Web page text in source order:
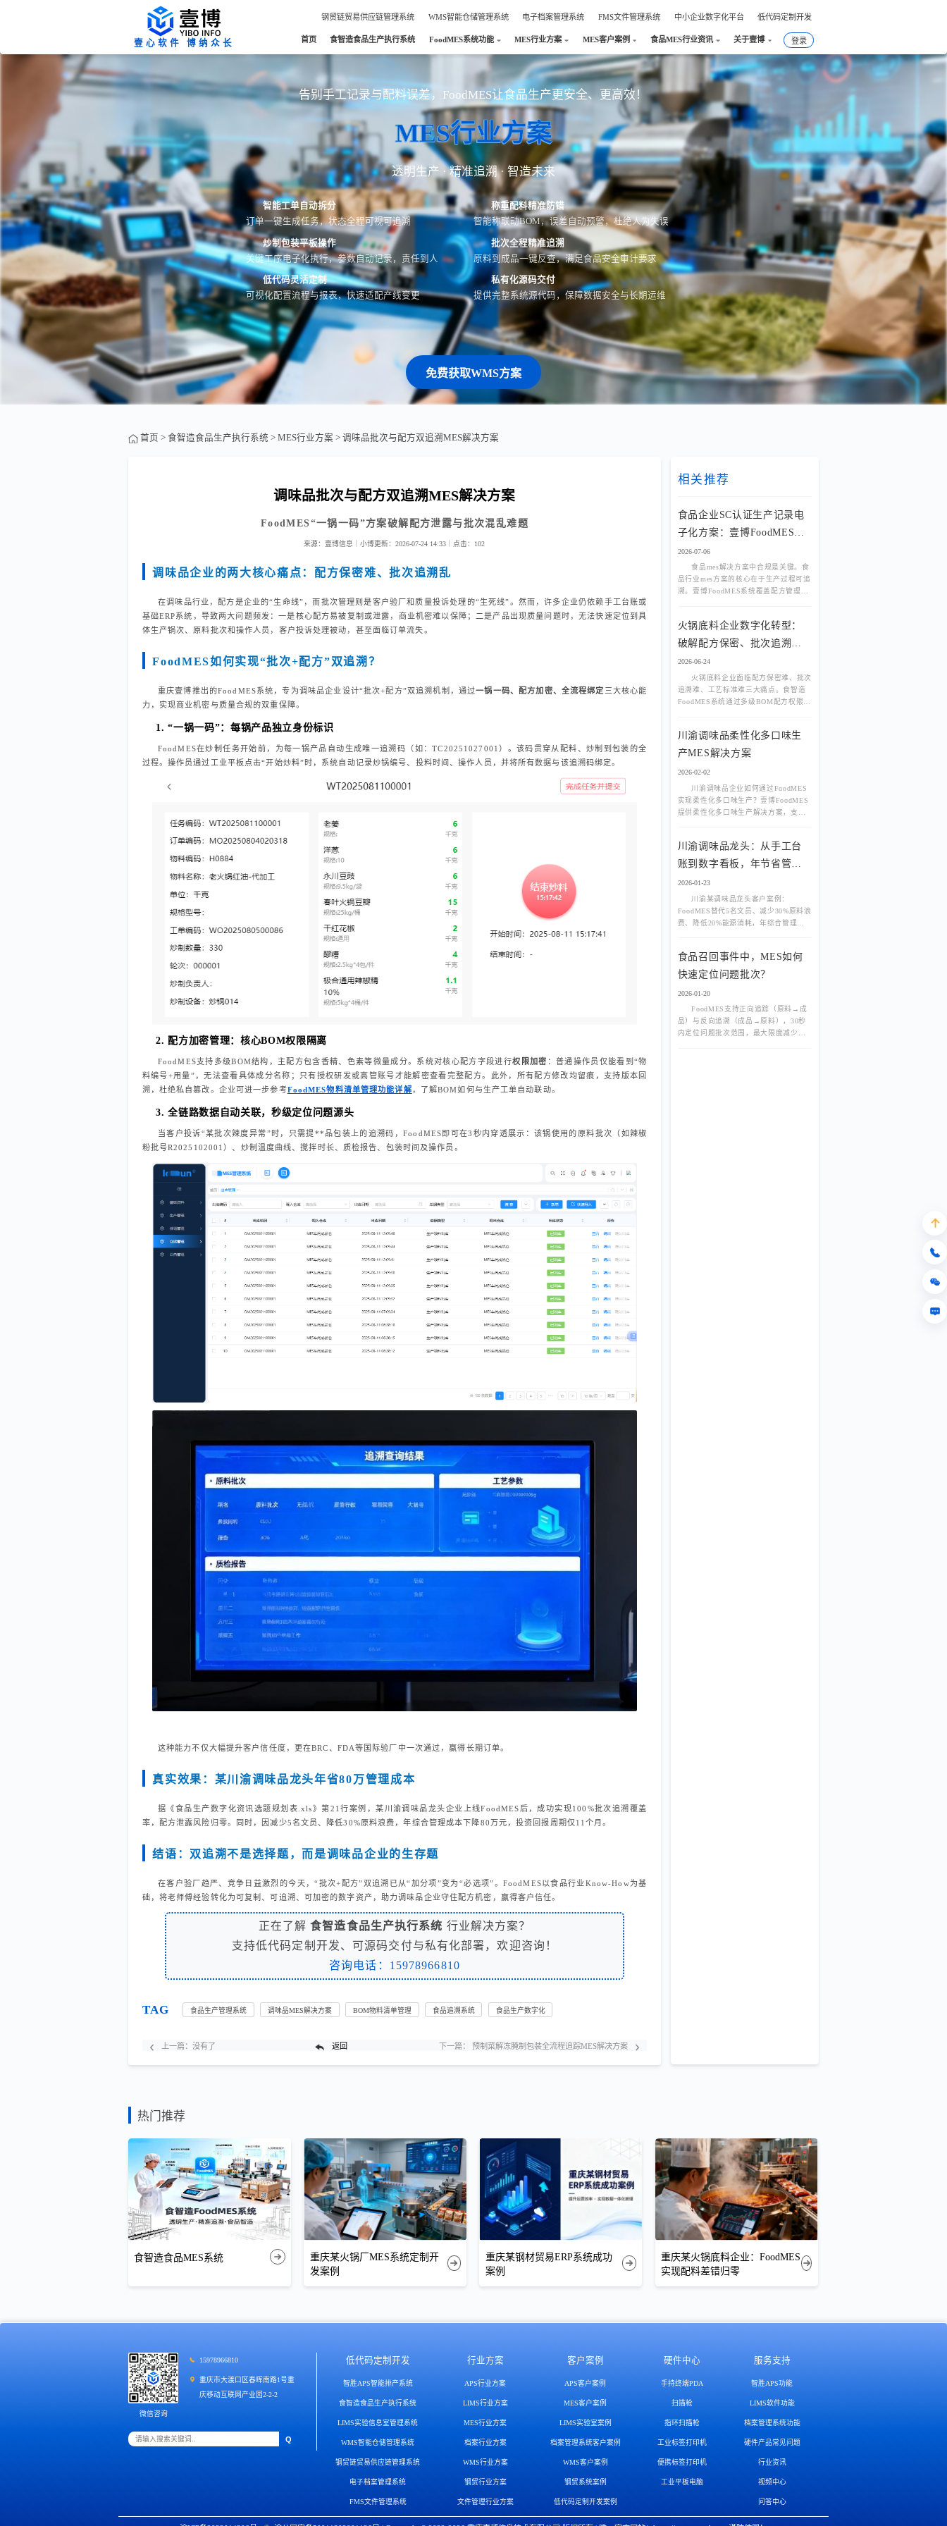
钢贸链贸易供应链管理系统 WMS智能仓储管理系统 电子档案管理系统 FMS文件管理系统 中小企业数字化平台 低代码定制开发
壹心软件 博纳众长 首页 食智造食品生产执行系统 FoodMES系统功能 MES行业方案 MES客户案例 食品MES行业资讯 关于壹博 登录
告别手工记录与配料误差，FoodMES让食品生产更安全、更高效！
MES行业方案
透明生产 · 精准追溯 · 智造未来
智能工单自动拆分
订单一键生成任务，状态全程可视可追溯
称重配料精准防错
智能称联动BOM，误差自动预警，杜绝人为失误
炒制包装平板操作
关键工序电子化执行，参数自动记录，责任到人
批次全程精准追溯
原料到成品一键反查，满足食品安全审计要求
低代码灵活定制
可视化配置流程与报表，快速适配产线变更
私有化源码交付
提供完整系统源代码，保障数据安全与长期运维
免费获取WMS方案
首页 > 食智造食品生产执行系统 > MES行业方案 > 调味品批次与配方双追溯MES解决方案
调味品批次与配方双追溯MES解决方案
FoodMES“一锅一码”方案破解配方泄露与批次混乱难题
来源：壹博信息｜小博更新：2026-07-24 14:33｜ 点击： 102
调味品企业的两大核心痛点：配方保密难、批次追溯乱
在调味品行业，配方是企业的“生命线”，而批次管理则是客户验厂和质量投诉处理的“生死线”。然而，许多企业仍依赖手工台账或
基础ERP系统，导致两大问题频发：一是核心配方易被复制或泄露，商业机密难以保障；二是产品出现质量问题时，无法快速定位到具
体生产锅次、原料批次和操作人员，客户投诉处理被动，甚至面临订单流失。
FoodMES如何实现“批次+配方”双追溯？
重庆壹博推出的FoodMES系统，专为调味品企业设计“批次+配方”双追溯机制，通过一锅一码、配方加密、全流程绑定 三大核心能
力，实现商业机密与质量合规的双重保障。
1. “一锅一码”：每锅产品独立身份标识
FoodMES在炒制任务开始前，为每一锅产品自动生成唯一追溯码（如：TC20251027001）。该码贯穿从配料、炒制到包装的全
过程。操作员通过工业平板点击“开始炒料”时，系统自动记录炒锅编号、投料时间、操作人员，并将所有数据与该追溯码绑定。
2. 配方加密管理：核心BOM权限隔离
FoodMES支持多级BOM结构，主配方包含香精、色素等微量成分。系统对核心配方字段进行权限加密 ：普通操作员仅能看到“物
料编号+用量”，无法查看具体成分名称；只有授权研发或高管账号才能解密查看完整配方。此外，所有配方修改均留痕，支持版本回
溯，杜绝私自篡改。企业可进一步参考FoodMES物料清单管理功能详解，了解BOM如何与生产工单自动联动。
3. 全链路数据自动关联，秒级定位问题源头
当客户投诉“某批次辣度异常”时，只需提**品包装上的追溯码，FoodMES即可在3秒内穿透展示：该锅使用的原料批次（如辣椒
粉批号R2025102001）、炒制温度曲线、搅拌时长、质检报告、包装时间及操作员。
这种能力不仅大幅提升客户信任度，更在BRC、FDA等国际验厂中一次通过，赢得长期订单。
真实效果：某川渝调味品龙头年省80万管理成本
据《食品生产数字化资讯选题规划表.xls》第21行案例，某川渝调味品龙头企业上线FoodMES后，成功实现100%批次追溯覆盖
率，配方泄露风险归零。同时，因减少5名文员、降低30%原料浪费，年综合管理成本下降80万元，投资回报周期仅11个月。
结语：双追溯不是选择题，而是调味品企业的生存题
在客户验厂趋严、竞争日益激烈的今天，“批次+配方”双追溯已从“加分项”变为“必选项”。FoodMES以食品行业Know-How为基
础，将老师傅经验转化为可复制、可追溯、可加密的数字资产，助力调味品企业守住配方机密，赢得客户信任。
正在了解食智造食品生产执行系统 行业解决方案？
支持低代码定制开发、可源码交付与私有化部署，欢迎咨询！
咨询电话：15978966810
TAG 食品生产管理系统 调味品MES解决方案 BOM物料清单管理 食品追溯系统 食品生产数字化
上一篇：没有了 返回 下一篇： 预制菜解冻腌制包装全流程追踪MES解决方案
相关推荐
食品企业SC认证生产记录电
子化方案：壹博FoodMES助
力合规达标
2026-07-06
食品mes解决方案中合规是关键。食
品行业mes方案的核心在于生产过程可追
溯。壹博FoodMES系统覆盖配方管理、
工核对工作量，提升审核一次通过率
火锅底料企业数字化转型：
破解配方保密、批次追溯、
工艺标准三大难题
2026-06-24
火锅底料企业面临配方保密难、批次
追溯难、工艺标准难三大痛点。食智造
FoodMES系统通过多级BOM配方权限管
火锅底料厂实现降本增效与合规管理的
双重目标。
川渝调味品柔性化多口味生
产MES解决方案
2026-02-02
川渝调味品企业如何通过FoodMES
实现柔性化多口味生产？壹博FoodMES
提供柔性化多口味生产解决方案，支持
川渝调味品龙头：从手工台
账到数字看板，年节省管理
成本80万
2026-01-23
川渝某调味品龙头客户案例：
FoodMES替代5名文员、减少30%原料浪
费、降低20%能源消耗，年综合管理成
食品召回事件中，MES如何
快速定位问题批次？
2026-01-20
FoodMES支持正向追踪（原料→成
品）与反向追溯（成品→原料），30秒
内定位问题批次范围，最大限度减少召
热门推荐
食智造食品MES系统
重庆某火锅厂MES系统定制开
发案例
重庆某钢材贸易ERP系统成功
案例
重庆某火锅底料企业：FoodMES
实现配料差错归零
微信咨询
15978966810
重庆市大渡口区春晖南路1号重
庆移动互联网产业园2-2-2
低代码定制开发
智胜APS智能排产系统
食智造食品生产执行系统
LIMS实验信息室管理系统
WMS智能仓储管理系统
钢贸链贸易供应链管理系统
电子档案管理系统
FMS文件管理系统
行业方案
APS行业方案
LIMS行业方案
MES行业方案
档案行业方案
WMS行业方案
钢贸行业方案
文件管理行业方案
客户案例
APS客户案例
MES客户案例
LIMS实验室案例
档案管理系统客户案例
WMS客户案例
钢贸系统案例
低代码定制开发案例
硬件中心
手持终端PDA
扫描枪
指环扫描枪
工业标签打印机
便携标签打印机
工业平板电脑
服务支持
智胜APS功能
LIMS软件功能
档案管理系统功能
硬件产品常见问题
行业资讯
视频中心
问答中心